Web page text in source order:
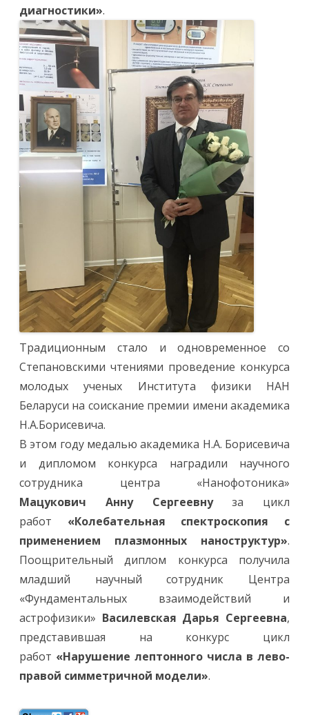
диагностики».
Традиционным стало и одновременное со
Степановскими чтениями проведение конкурса
молодых ученых Института физики НАН
Беларуси на соискание премии имени академика
Н.А.Борисевича.
В этом году медалью академика Н.А. Борисевича
и дипломом конкурса наградили научного
сотрудника центра «Нанофотоника»
Мацукович Анну Сергеевнуза цикл
работ «Колебательная спектроскопия с
применением плазмонных наноструктур».
Поощрительный диплом конкурса получила
младший научный сотрудник Центра
«Фундаментальных взаимодействий и
астрофизики» Василевская Дарья Сергеевна,
представившая на конкурс цикл
работ «Нарушение лептонного числа в лево-
правой симметричной модели».